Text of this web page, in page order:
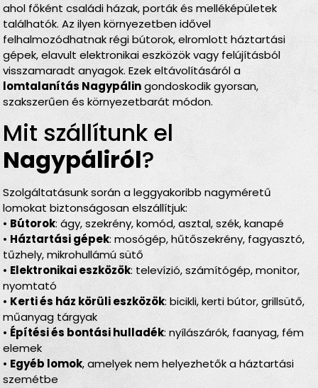
ahol főként családi házak, porták és melléképületek
találhatók. Az ilyen környezetben idővel
felhalmozódhatnak régi bútorok, elromlott háztartási
gépek, elavult elektronikai eszközök vagy felújításból
visszamaradt anyagok. Ezek eltávolításáról a
lomtalanítás Nagypálingondoskodik gyorsan,
szakszerűen és környezetbarát módon.
Mit szállítunk el
Nagypáliról?
Szolgáltatásunk során a leggyakoribb nagyméretű
lomokat biztonságosan elszállítjuk:
• Bútorok: ágy, szekrény, komód, asztal, szék, kanapé
• Háztartási gépek: mosógép, hűtőszekrény, fagyasztó,
tűzhely, mikrohullámú sütő
• Elektronikai eszközök: televízió, számítógép, monitor,
nyomtató
• Kerti és ház körüli eszközök: bicikli, kerti bútor, grillsütő,
műanyag tárgyak
• Építési és bontási hulladék: nyílászárók, faanyag, fém
elemek
• Egyéb lomok, amelyek nem helyezhetők a háztartási
szemétbe